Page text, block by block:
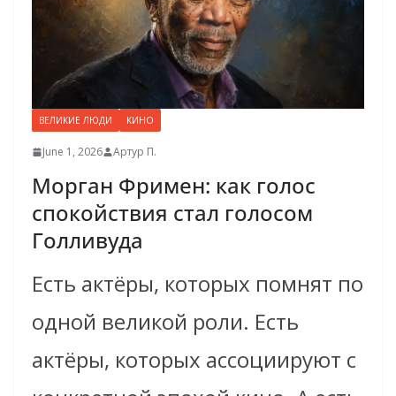
ВЕЛИКИЕ ЛЮДИ КИНО
June 1, 2026 Артур П.
Морган Фримен: как голос
спокойствия стал голосом
Голливуда
Есть актёры, которых помнят по
одной великой роли. Есть
актёры, которых ассоциируют с